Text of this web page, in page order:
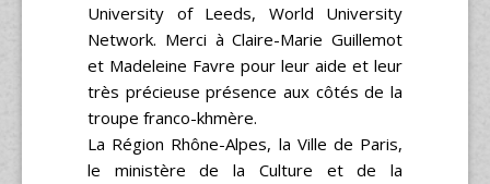
University of Leeds, World University
Network. Merci à Claire-Marie Guillemot
et Madeleine Favre pour leur aide et leur
très précieuse présence aux côtés de la
troupe franco-khmère.
La Région Rhône-Alpes, la Ville de Paris,
le ministère de la Culture et de la